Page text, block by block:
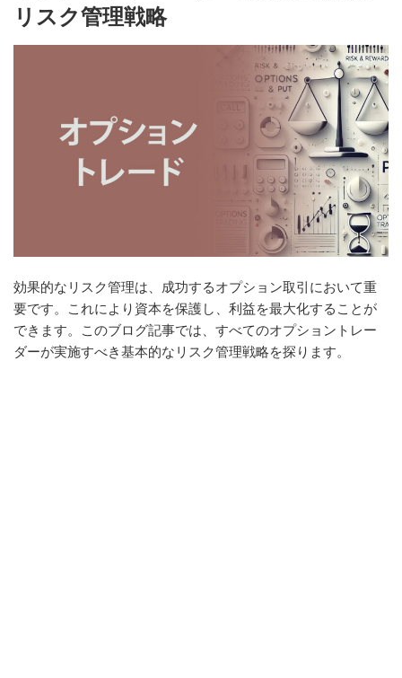
リスク管理戦略
効果的なリスク管理は、成功するオプション取引において重
要です。これにより資本を保護し、利益を最大化することが
できます。このブログ記事では、すべてのオプショントレー
ダーが実施すべき基本的なリスク管理戦略を探ります。